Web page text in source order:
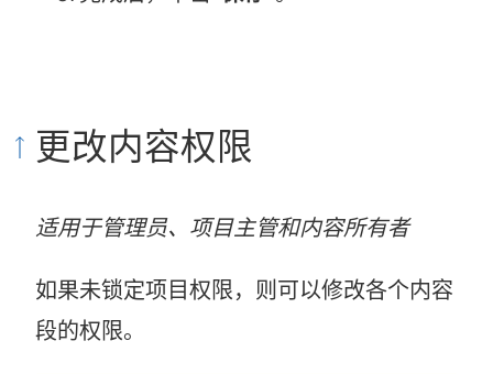
更改内容权限
适用于管理员、项目主管和内容所有者
如果未锁定项目权限，则可以修改各个内容
段的权限。